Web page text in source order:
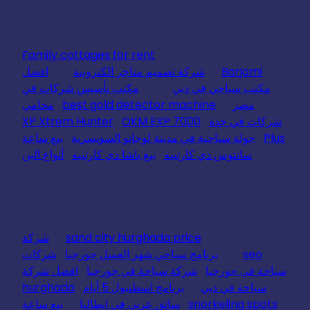
Family cottages for rent
Borjomi
شركة تصميم متاجر الكترونية
افضل
مكتب سياحي في دبي
مكتب تأسيس شركات في
مصر
best gold detector machine
محامي
شركات في جدة
XP Xtrem Hunter OKM EXP 7000
Plus
جولة سياحية في مدينة لوجانو السويسرية
بيع ساعة
سانتوس دي كارتييه
بيع باشا دي كارتييه أنواع البن
sand city hurghada price
شركة
seo
برنامج سياحي شهر العسل جورجيا
شركات
سياحة في جورجيا
شركة سياحة في جورجيا
افضل شركة
سياحة في دبي
برنامج اسطنبول 5 أيام
hurghada
snorkeling spots سائق عربي في ايطاليا بيع ساعة